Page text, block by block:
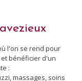
l'on se rend pour
bénéficier d'un
:
massages, soins